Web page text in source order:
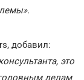
добавил:
это
делам